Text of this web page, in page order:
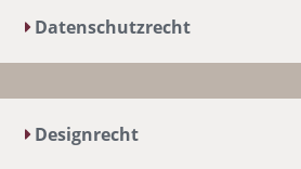
Datenschutzrecht
Designrecht